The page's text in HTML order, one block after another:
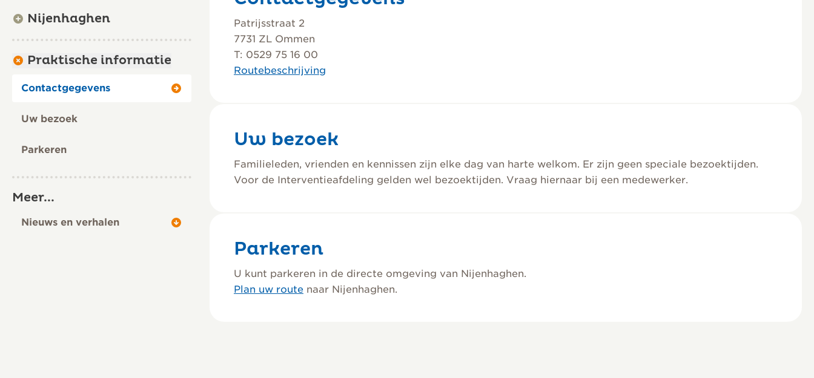
Nijenhaghen
Praktische informatie
Contactgegevens
Uw bezoek
Parkeren
Meer...
Nieuws en verhalen
Patrijsstraat 2
7731 ZL Ommen
T: 0529 75 16 00
Routebeschrijving
Uw bezoek
Familieleden, vrienden en kennissen zijn elke dag van harte welkom. Er zijn geen speciale bezoektijden.
Voor de Interventieafdeling gelden wel bezoektijden. Vraag hiernaar bij een medewerker.
Parkeren
U kunt parkeren in de directe omgeving van Nijenhaghen.
Plan uw route naar Nijenhaghen.